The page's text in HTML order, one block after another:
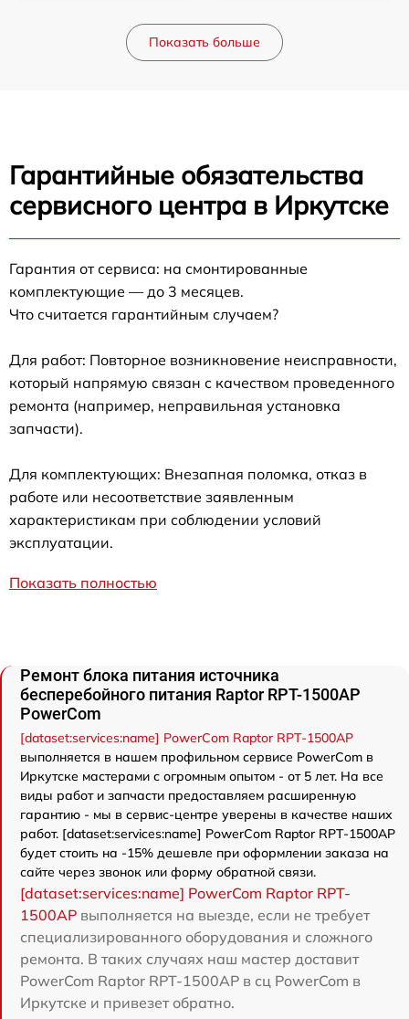
Показать больше
Гарантийные обязательства
сервисного центра в Иркутске
Гарантия от сервиса: на смонтированные
комплектующие — до 3 месяцев.
Что считается гарантийным случаем?
Для работ: Повторное возникновение неисправности,
который напрямую связан с качеством проведенного
ремонта (например, неправильная установка
запчасти).
Для комплектующих: Внезапная поломка, отказ в
работе или несоответствие заявленным
характеристикам при соблюдении условий
эксплуатации.
Показать полностью
Ремонт блока питания источника
бесперебойного питания Raptor RPT-1500AP
PowerCom
[dataset:services:name] PowerCom Raptor RPT-1500AP
выполняется в нашем профильном сервисе PowerCom в
Иркутске мастерами с огромным опытом - от 5 лет. На все
виды работ и запчасти предоставляем расширенную
гарантию - мы в сервис-центре уверены в качестве наших
работ. [dataset:services:name] PowerCom Raptor RPT-1500AP
будет стоить на -15% дешевле при оформлении заказа на
сайте через звонок или форму обратной связи.
[dataset:services:name] PowerCom Raptor RPT-
1500AP выполняется на выезде, если не требует
специализированного оборудования и сложного
ремонта. В таких случаях наш мастер доставит
PowerCom Raptor RPT-1500AP в сц PowerCom в
Иркутске и привезет обратно.